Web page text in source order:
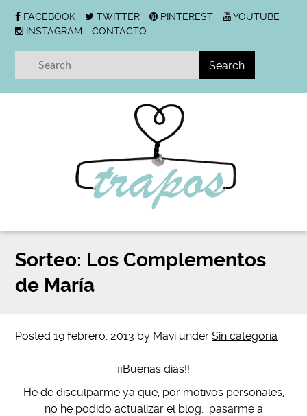
FACEBOOK TWITTER PINTEREST
YOUTUBE
INSTAGRAM
CONTACTO
Sorteo: Los Complementos
de María
Posted19 febrero, 2013 by Mavi underSin categoría
¡¡Buenas días!!
He de disculparme ya que, por motivos personales,
no he podido actualizar el blog, pasarme a